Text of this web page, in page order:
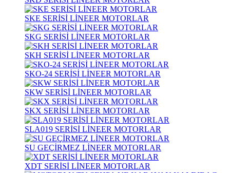
SKE SERİSİ LİNEER MOTORLAR
SKG SERİSİ LİNEER MOTORLAR
SKH SERİSİ LİNEER MOTORLAR
SKO-24 SERİSİ LİNEER MOTORLAR
SKW SERİSİ LİNEER MOTORLAR
SKX SERİSİ LİNEER MOTORLAR
SLA019 SERİSİ LİNEER MOTORLAR
SU GEÇİRMEZ LİNEER MOTORLAR
XDT SERİSİ LİNEER MOTORLAR